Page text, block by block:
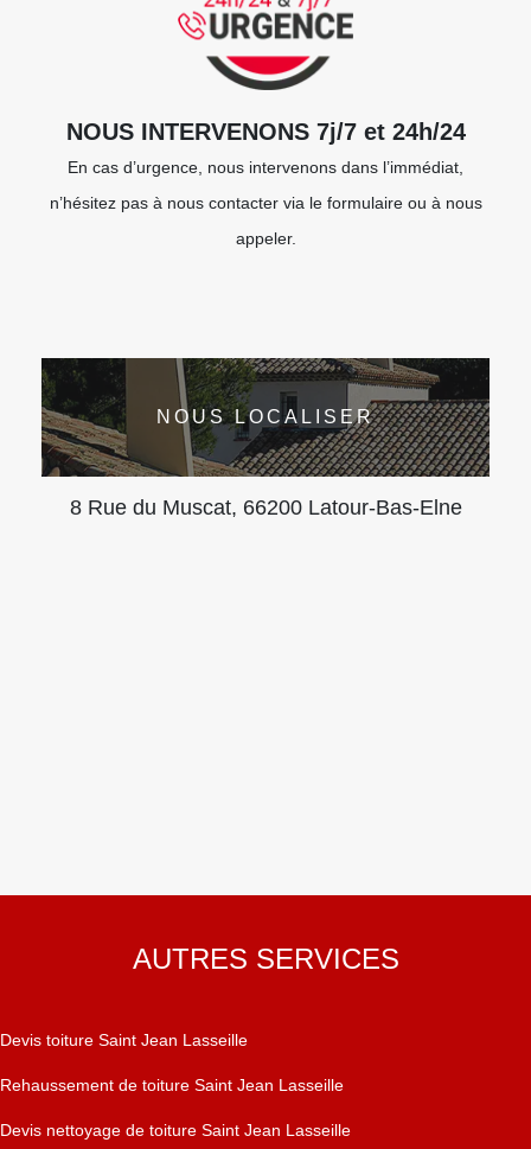
NOUS INTERVENONS 7j/7 et 24h/24
En cas d’urgence, nous intervenons dans l’immédiat,
n’hésitez pas à nous contacter via le formulaire ou à nous
appeler.
NOUS LOCALISER
8 Rue du Muscat, 66200 Latour-Bas-Elne
AUTRES SERVICES
Devis toiture Saint Jean Lasseille
Rehaussement de toiture Saint Jean Lasseille
Devis nettoyage de toiture Saint Jean Lasseille